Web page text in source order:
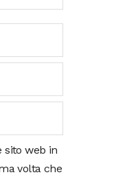
sito web in
volta che